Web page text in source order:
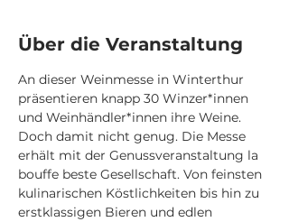
Über die Veranstaltung
An dieser Weinmesse in Winterthur
präsentieren knapp 30 Winzer*innen
und Weinhändler*innen ihre Weine.
Doch damit nicht genug. Die Messe
erhält mit der Genussveranstaltung la
bouffe beste Gesellschaft. Von feinsten
kulinarischen Köstlichkeiten bis hin zu
erstklassigen Bieren und edlen